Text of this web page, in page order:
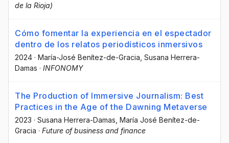
de la Rioja)
Cómo fomentar la experiencia en el espectador
dentro de los relatos periodísticos inmersivos
2024 · María-José Benítez-de-Gracia , Susana Herrera-
Damas · INFONOMY
The Production of Immersive Journalism: Best
Practices in the Age of the Dawning Metaverse
2023 · Susana Herrera-Damas , María José Benítez-de-
Gracia · Future of business and finance